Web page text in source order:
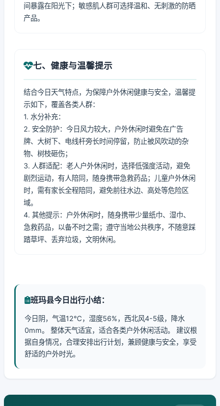
间暴露在阳光下；敏感肌人群可选择温和、无刺激的防晒
产品。
七、健康与温馨提示
结合今日天气特点，为保障户外休闲健康与安全，温馨提
示如下，覆盖各类人群：
1. 水分补充：
2. 安全防护：今日风力较大，户外休闲时避免在广告
牌、大树下、电线杆旁长时间停留，防止被风吹动的杂
物、树枝砸伤；
3. 人群适配：老人户外休闲时，选择低强度活动，避免
剧烈运动，有人陪同，随身携带急救药品；儿童户外休闲
时，需有家长全程陪同，避免前往水边、高处等危险区
域。
4. 其他提示：户外休闲时，随身携带少量纸巾、湿巾、
急救药品，以备不时之需；遵守当地公共秩序，不随意踩
踏草坪、丢弃垃圾，文明休闲。
班玛县今日出行小结：
今日阴，气温12℃，湿度56%，西北风4-5级，降水
0mm。 整体天气适宜，适合各类户外休闲活动。 建议根
据自身情况，合理安排出行计划，兼顾健康与安全，享受
舒适的户外时光。